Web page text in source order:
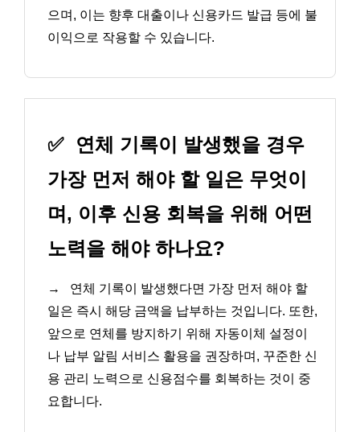
으며, 이는 향후 대출이나 신용카드 발급 등에 불
이익으로 작용할 수 있습니다.
✅
연체 기록이 발생했을 경우
가장 먼저 해야 할 일은 무엇이
며, 이후 신용 회복을 위해 어떤
노력을 해야 하나요?
→
연체 기록이 발생했다면 가장 먼저 해야 할
일은 즉시 해당 금액을 납부하는 것입니다. 또한,
앞으로 연체를 방지하기 위해 자동이체 설정이
나 납부 알림 서비스 활용을 권장하며, 꾸준한 신
용 관리 노력으로 신용점수를 회복하는 것이 중
요합니다.